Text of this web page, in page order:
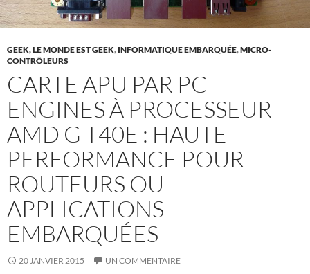
GEEK, LE MONDE EST GEEK, INFORMATIQUE EMBARQUÉE,MICRO-
CONTRÔLEURS
CARTE APU PAR PC
ENGINES À PROCESSEUR
AMD G T40E : HAUTE
PERFORMANCE POUR
ROUTEURS OU
APPLICATIONS
EMBARQUÉES
20 JANVIER 2015 UN COMMENTAIRE